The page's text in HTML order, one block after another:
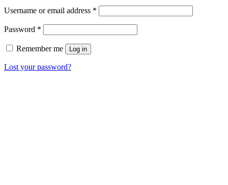
Username or email address *
Password *
Remember me Log in
Lost your password?